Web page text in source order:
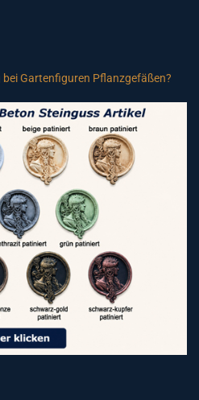
Gartenfiguren Pflanzgefäßen?